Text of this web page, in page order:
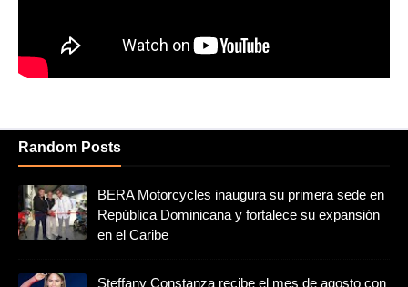
Random Posts
BERA Motorcycles inaugura su primera sede en
República Dominicana y fortalece su expansión
en el Caribe
Steffany Constanza recibe el mes de agosto con